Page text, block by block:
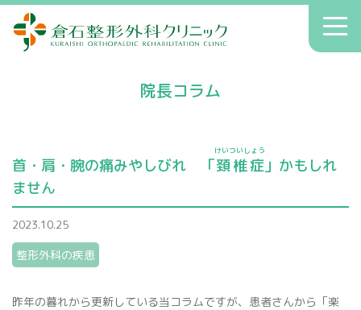
倉石整形外科クリニック
アクセス
送迎
院長コラム
お知らせ
院長コラム
首・肩・腕の痛みやしびれ 「頚椎症
けいついしょう
」かもしれ
ません
2023.10.25
整形外科の疾患
昨年の暮れから更新している当コラムですが、患者さんから「楽